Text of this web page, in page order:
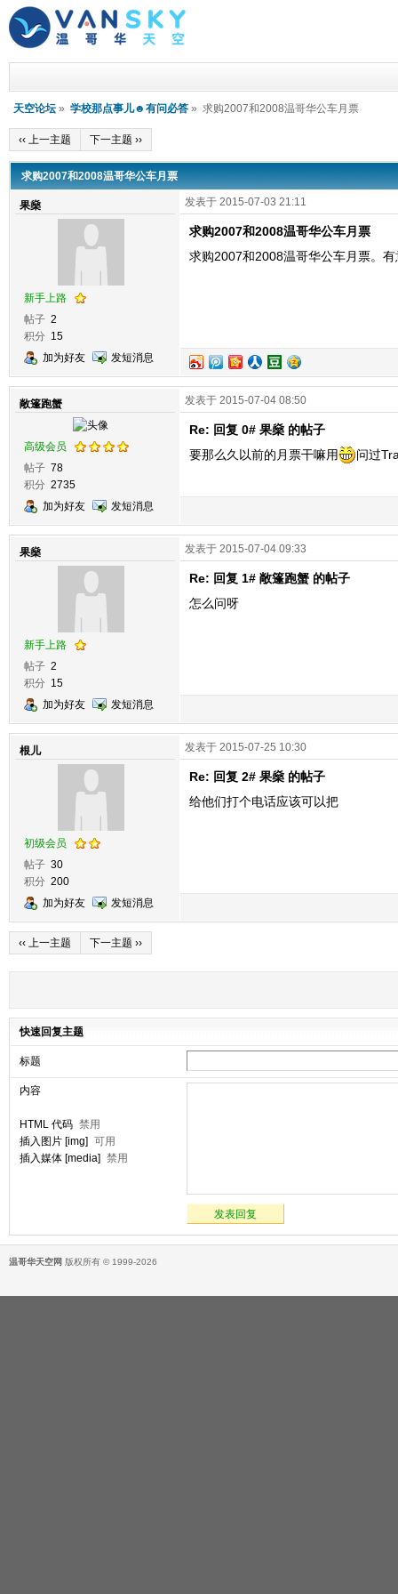
天空论坛 » 学校那点事儿☻有问必答 » 求购2007和2008温哥华公车月票
‹‹ 上一主题 下一主题 ››
求购2007和2008温哥华公车月票
果燊
新手上路
帖子 2
积分 15
加为好友
发短消息
发表于 2015-07-03 21:11
求购2007和2008温哥华公车月票
求购2007和2008温哥华公车月票。
敞篷跑蟹
高级会员
帖子 78
积分 2735
加为好友
发短消息
发表于 2015-07-04 08:50
Re: 回复 0# 果燊 的帖子
要那么久以前的月票干嘛用
问过
果燊
新手上路
帖子 2
积分 15
加为好友
发短消息
发表于 2015-07-04 09:33
Re: 回复 1# 敞篷跑蟹 的帖子
怎么问呀
根儿
初级会员
帖子 30
积分 200
加为好友
发短消息
发表于 2015-07-25 10:30
Re: 回复 2# 果燊 的帖子
给他们打个电话应该可以把
‹‹ 上一主题 下一主题 ››
快速回复主题
标题
内容
HTML 代码 禁用
插入图片 [img] 可用
插入媒体 [media] 禁用
发表回复
温哥华天空网 版权所有 © 1999-2026